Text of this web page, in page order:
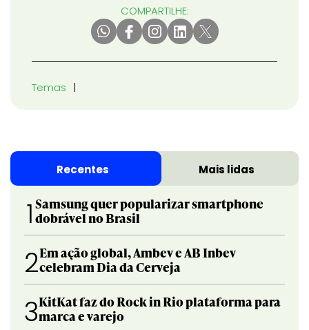
COMPARTILHE:
Temas
Recentes Mais lidas
1 Samsung quer popularizar smartphone
dobrável no Brasil
2Em ação global, Ambev e AB Inbev
celebram Dia da Cerveja
3KitKat faz do Rock in Rio plataforma para
marca e varejo